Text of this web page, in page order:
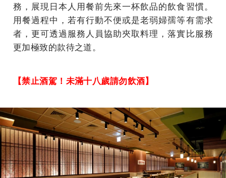
務，展現⽇本⼈⽤餐前先來⼀杯飲品的飲⻝習慣。
⽤餐過程中，若有⾏動不便或是⽼弱婦孺等有需求
者，更可透過服務⼈員協助夾取料理，落實⽐服務
更加極致的款待之道。
【禁止酒駕！未滿十八歲請勿飲酒】